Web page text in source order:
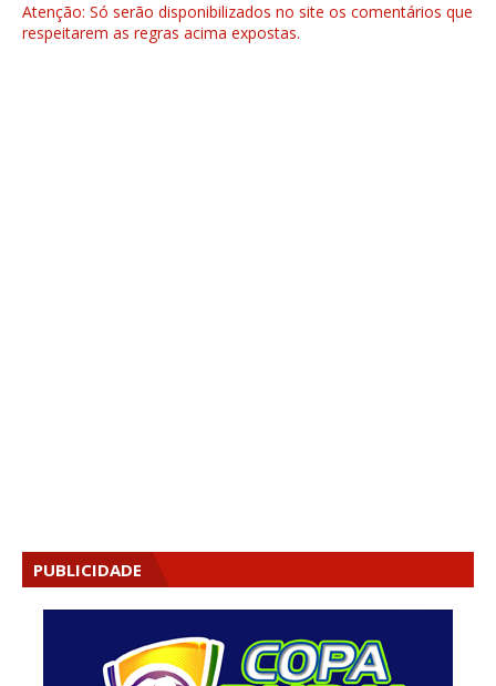
Atenção: Só serão disponibilizados no site os comentários que
respeitarem as regras acima expostas.
PUBLICIDADE